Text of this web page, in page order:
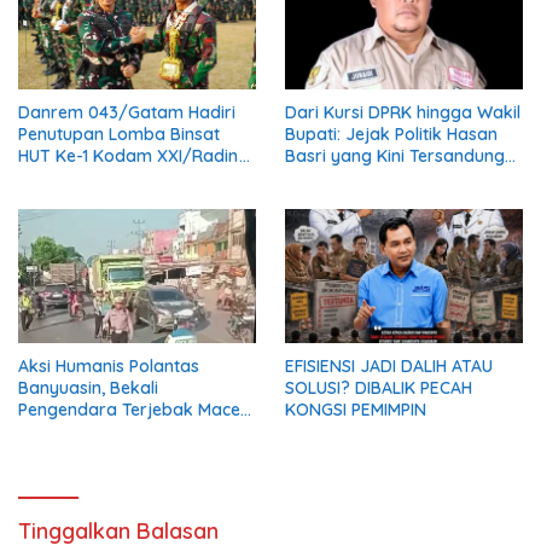
Danrem 043/Gatam Hadiri
Penutupan Lomba Binsat
HUT Ke-1 Kodam XXI/Radin
Dari Kursi DPRK hingga Wakil
Bupati: Jejak Politik Hasan
Basri yang Kini Tersandung
Aksi Humanis Polantas
Banyuasin, Bekali
Pengendara Terjebak Macet
EFISIENSI JADI DALIH ATAU
SOLUSI? DIBALIK PECAH
KONGSI PEMIMPIN
Tinggalkan Balasan